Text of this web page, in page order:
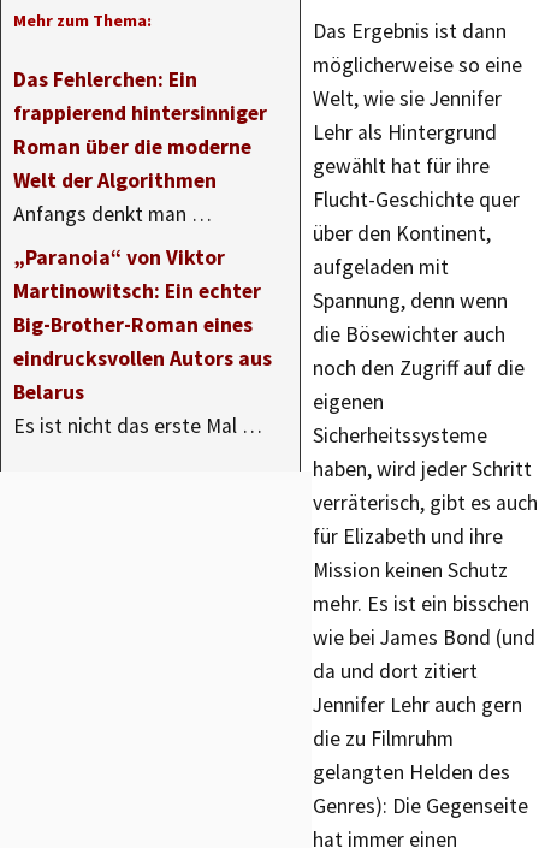
Mehr zum Thema:
Das Fehlerchen: Ein
frappierend hintersinniger
Roman über die moderne
Welt der Algorithmen
Anfangs denkt man …
„Paranoia“ von Viktor
Martinowitsch: Ein echter
Big-Brother-Roman eines
eindrucksvollen Autors aus
Belarus
Es ist nicht das erste Mal …
Das Ergebnis ist dann
möglicherweise so eine
Welt, wie sie Jennifer
Lehr als Hintergrund
gewählt hat für ihre
Flucht-Geschichte quer
über den Kontinent,
aufgeladen mit
Spannung, denn wenn
die Bösewichter auch
noch den Zugriff auf die
eigenen
Sicherheitssysteme
haben, wird jeder Schritt
verräterisch, gibt es auch
für Elizabeth und ihre
Mission keinen Schutz
mehr. Es ist ein bisschen
wie bei James Bond (und
da und dort zitiert
Jennifer Lehr auch gern
die zu Filmruhm
gelangten Helden des
Genres): Die Gegenseite
hat immer einen